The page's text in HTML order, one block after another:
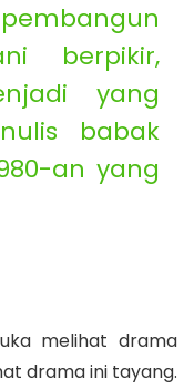
berpikir,
yang
babak
an yang
melihat drama
drama ini tayang.